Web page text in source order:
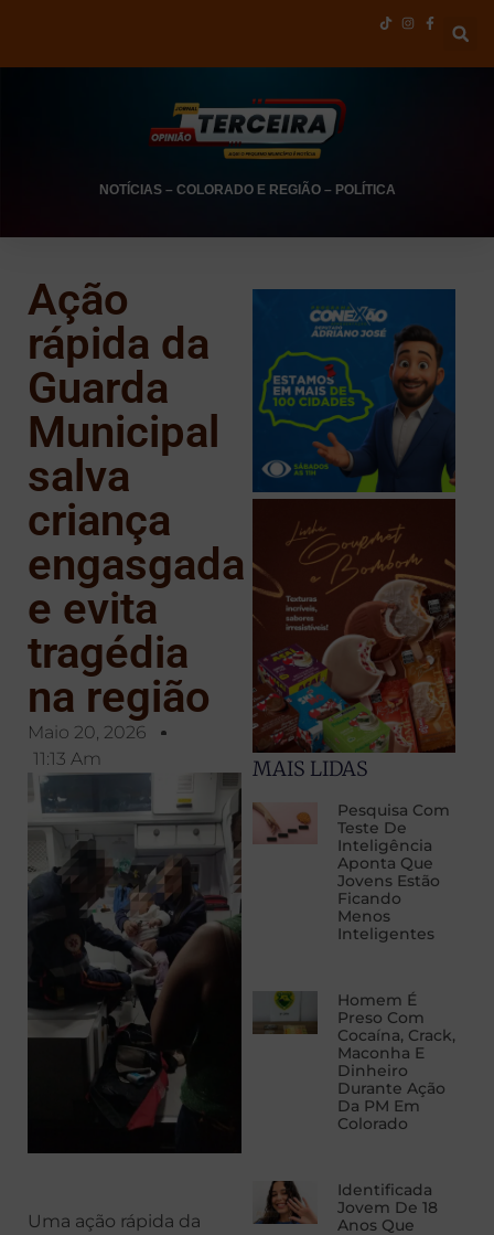
NOTÍCIAS– COLORADO E REGIÃO– POLÍTICA
Ação
rápida da
Guarda
Municipal
salva
criança
engasgada
e evita
tragédia
na região
Maio 20, 2026
11:13 Am
Uma ação rápida da
MAIS LIDAS
Pesquisa Com
Teste De
Inteligência
Aponta Que
Jovens Estão
Ficando
Menos
Inteligentes
Homem É
Preso Com
Cocaína, Crack,
Maconha E
Dinheiro
Durante Ação
Da PM Em
Colorado
Identificada
Jovem De 18
Anos Que